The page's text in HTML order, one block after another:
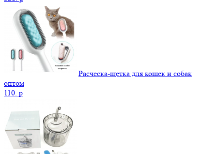
Расческа-щетка для кошек и собак
оптом
110. p